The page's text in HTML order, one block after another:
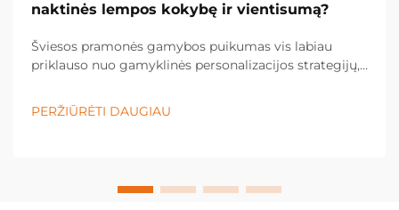
naktinės lempos kokybę ir vientisumą?
Šviesos pramonės gamybos puikumas vis labiau
priklauso nuo gamyklinės personalizacijos strategijų,
vienodą gaminio rezultatą. Šiuolaikiniai šviesos
gamintojai panaudoja pažangias gamyklinės
PERŽIŪRĖTI DAUGIAU